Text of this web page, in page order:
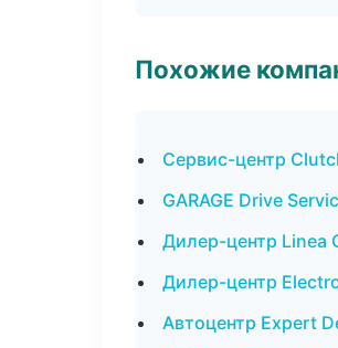
Похожие
Сервис-центр
GARAGE Drive
Дилер-центр Linea
Дилер-центр
Автоцентр Expert